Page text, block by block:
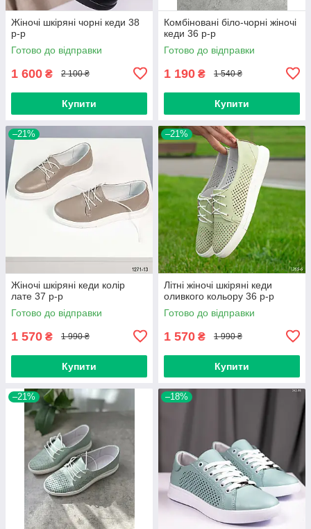
Жіночі шкіряні чорні кеди 38
р-р
Готово до відправки
1 600 ₴ 2 100 ₴
Купити
Комбіновані біло-чорні жіночі
кеди 36 р-р
Готово до відправки
1 190 ₴ 1 540 ₴
Купити
–21%
Жіночі шкіряні кеди колір
лате 37 р-р
Готово до відправки
1 570 ₴ 1 990 ₴
Купити
–21%
Літні жіночі шкіряні кеди
оливкого кольору 36 р-р
Готово до відправки
1 570 ₴ 1 990 ₴
Купити
–21% –18%